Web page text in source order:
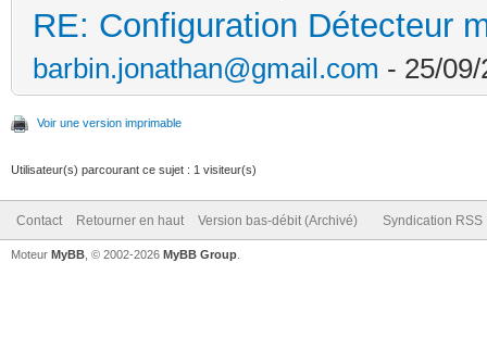
RE: Configuration Détecteur
barbin.jonathan@gmail.com - 25/
Voir une version imprimable
Utilisateur(s) parcourant ce sujet : 1 visiteur(s)
Contact Retourner en haut Version bas-débit (Archivé) Syndication RSS
Moteur MyBB , © 2002-2026 MyBB Group